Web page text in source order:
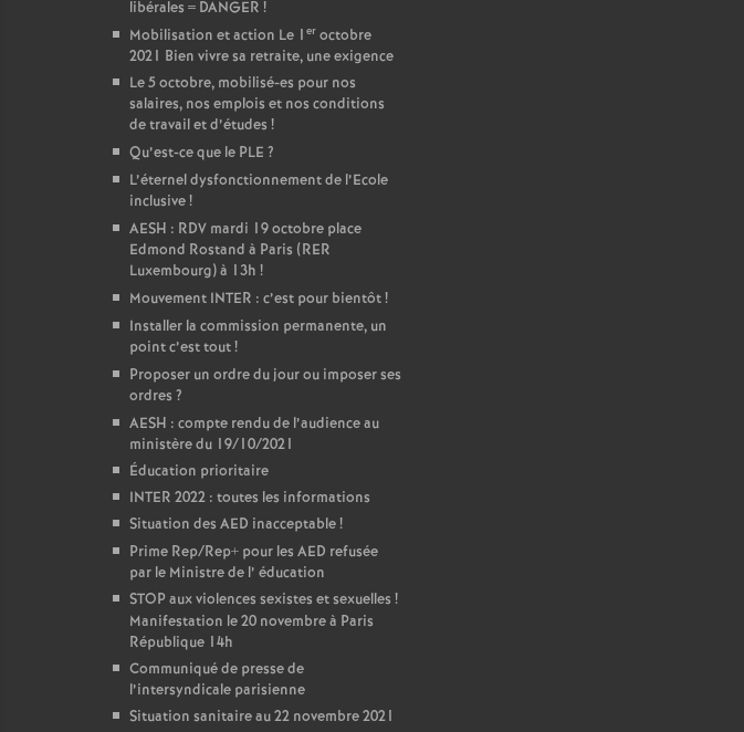
libérales = DANGER !
Mobilisation et action Le 1 er octobre
2021 Bien vivre sa retraite, une exigence
Le 5 octobre, mobilisé-es pour nos
salaires, nos emplois et nos conditions
de travail et d’études !
Qu’est-ce que le PLE ?
L’éternel dysfonctionnement de l’Ecole
inclusive!
AESH : RDV mardi 19 octobre place
Edmond Rostand à Paris (RER
Luxembourg) à 13h !
Mouvement INTER : c’est pour bientôt!
Installer la commission permanente, un
point c’est tout!
Proposer un ordre du jour ou imposer ses
ordres ?
AESH : compte rendu de l’audience au
ministère du 19/10/2021
Éducation prioritaire
INTER 2022 : toutes les informations
Situation des AED inacceptable!
Prime Rep/Rep+ pour les AED refusée
par le Ministre de l’ éducation
STOP aux violences sexistes et sexuelles !
Manifestation le 20 novembre à Paris
République 14h
Communiqué de presse de
l’intersyndicale parisienne
Situation sanitaire au 22 novembre 2021